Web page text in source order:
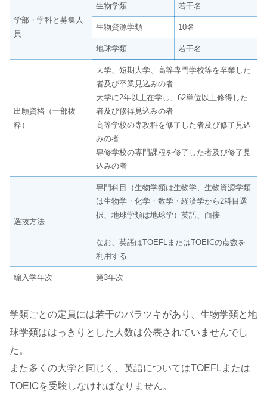
学部・学科と募集人
員
生物学類 若干名
生物資源学類 10名
地球学類 若干名
出願資格（一部抜
粋）
大学、短期大学、高等専門学校等を卒業した
者及び卒業見込みの者
大学に2年以上在学し、62単位以上修得した
者及び修得見込みの者
高等学校の専攻科を修了した者及び修了見込
みの者
専修学校の専門課程を修了した者及び修了見
込みの者
選抜方法
専門科目（生物学類は生物学、生物資源学類
は生物学・化学・数学・経済学から2科目選
択、地球学類は地球学）英語、面接
なお、英語はTOEFLまたはTOEICの点数を
利用する
編入学年次 第3年次
学類ごとの定員には若干のバラツキがあり、生物学類と地
球学類ははっきりとした人数は公表されていませんでし
た。
また多くの大学と同じく、英語についてはTOEFLまたは
TOEICを受験しなければなりません。